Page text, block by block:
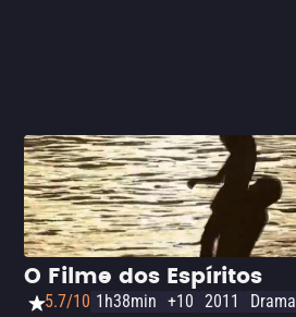
O Filme dos Espíritos
5.7/10 1h38min +10 2011 Drama